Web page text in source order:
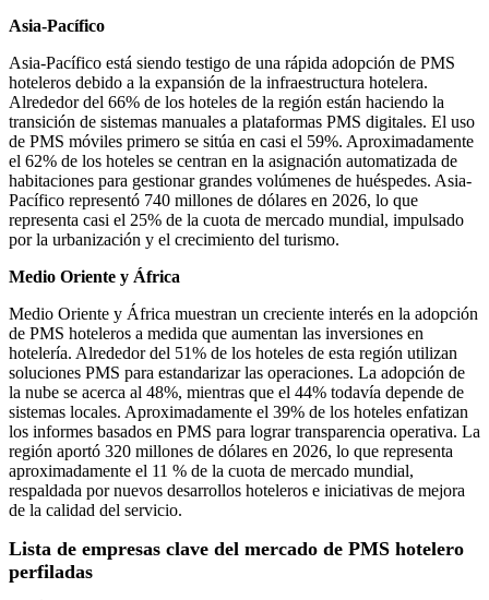
Asia-Pacífico
Asia-Pacífico está siendo testigo de una rápida adopción de PMS
hoteleros debido a la expansión de la infraestructura hotelera.
Alrededor del 66% de los hoteles de la región están haciendo la
transición de sistemas manuales a plataformas PMS digitales. El uso
de PMS móviles primero se sitúa en casi el 59%. Aproximadamente
el 62% de los hoteles se centran en la asignación automatizada de
habitaciones para gestionar grandes volúmenes de huéspedes. Asia-
Pacífico representó 740 millones de dólares en 2026, lo que
representa casi el 25% de la cuota de mercado mundial, impulsado
por la urbanización y el crecimiento del turismo.
Medio Oriente y África
Medio Oriente y África muestran un creciente interés en la adopción
de PMS hoteleros a medida que aumentan las inversiones en
hotelería. Alrededor del 51% de los hoteles de esta región utilizan
soluciones PMS para estandarizar las operaciones. La adopción de
la nube se acerca al 48%, mientras que el 44% todavía depende de
sistemas locales. Aproximadamente el 39% de los hoteles enfatizan
los informes basados ​​en PMS para lograr transparencia operativa. La
región aportó 320 millones de dólares en 2026, lo que representa
aproximadamente el 11 % de la cuota de mercado mundial,
respaldada por nuevos desarrollos hoteleros e iniciativas de mejora
de la calidad del servicio.
Lista de empresas clave del mercado de PMS hotelero
perfiladas